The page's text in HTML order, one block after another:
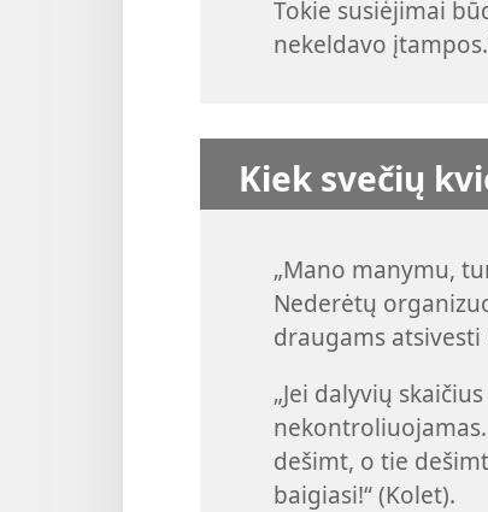
Tokie susiėjimai
nekeldavo
Kiek svečių
„Mano manymu,
Nederėtų
draugams atsivesti
„Jei dalyvių
dešimt, o tie
baigiasi!“ (Kolet).